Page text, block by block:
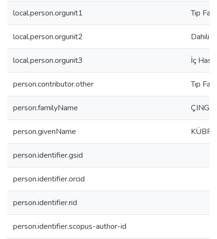
local.person.orgunit1 Tıp
local.person.orgunit2 Dahili
local.person.orgunit3 İç
person.contributor.other Tıp
person.familyName
person.givenName
person.identifier.gsid
person.identifier.orcid
person.identifier.rid
person.identifier.scopus-author-id